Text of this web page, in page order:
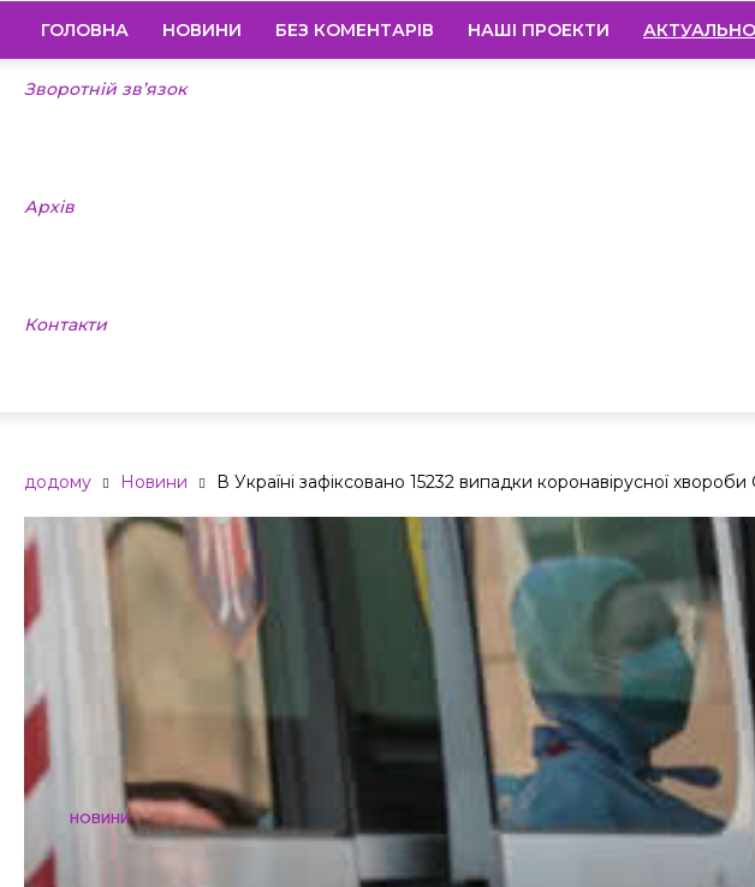
ГОЛОВНА НОВИНИ БЕЗ КОМЕНТАРІВ НАШІ ПРОЕКТИ АКТУАЛЬНО
Зворотній зв’язок
Архів
Контакти
додому Новини В Україні зафіксовано 15232 випадки коронавірусної хвороби
НОВИНИ